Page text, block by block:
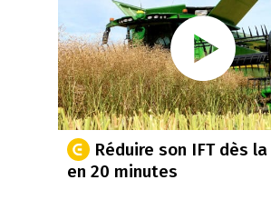
Réduire son IFT dès
en 20 minutes